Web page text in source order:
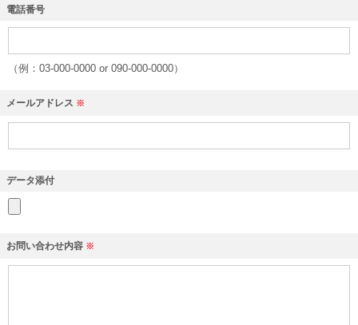
電話番号
（例：03-000-0000 or 090-000-0000）
メールアドレス ※
データ添付
お問い合わせ内容 ※